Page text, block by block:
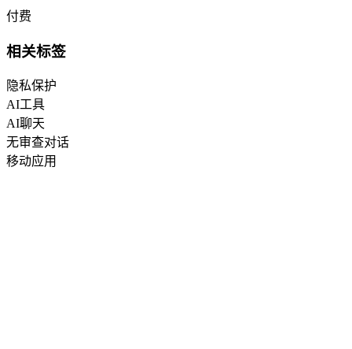
付费
相关标签
隐私保护
AI工具
AI聊天
无审查对话
移动应用